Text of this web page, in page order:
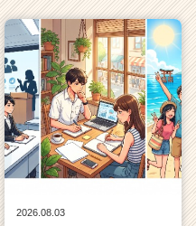
2026.08.03